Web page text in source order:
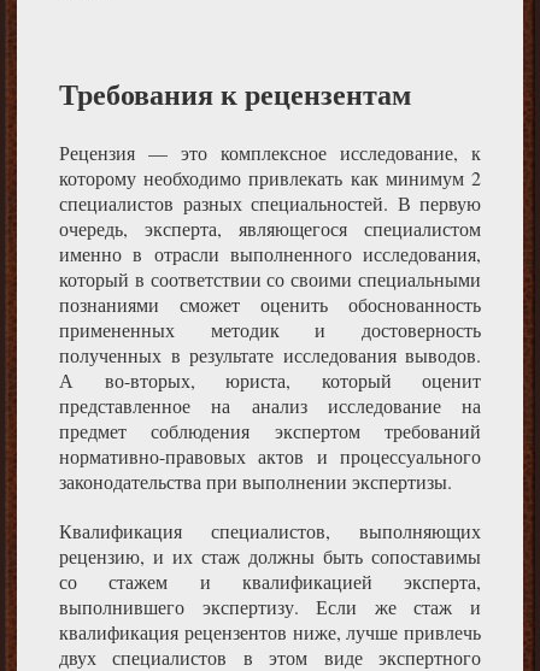
Требования к рецензентам
Рецензия — это комплексное исследование, к
которому необходимо привлекать как минимум 2
специалистов разных специальностей. В первую
очередь, эксперта, являющегося специалистом
именно в отрасли выполненного исследования,
который в соответствии со своими специальными
познаниями сможет оценить обоснованность
примененных методик и достоверность
полученных в результате исследования выводов.
А во-вторых, юриста, который оценит
представленное на анализ исследование на
предмет соблюдения экспертом требований
нормативно-правовых актов и процессуального
законодательства при выполнении экспертизы.
Квалификация специалистов, выполняющих
рецензию, и их стаж должны быть сопоставимы
со стажем и квалификацией эксперта,
выполнившего экспертизу. Если же стаж и
квалификация рецензентов ниже, лучше привлечь
двух специалистов в этом виде экспертного